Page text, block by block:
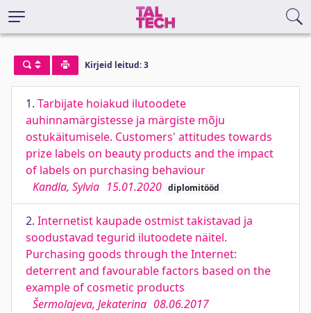
Kirjeid leitud: 3
1. Tarbijate hoiakud ilutoodete
auhinnamärgistesse ja märgiste mõju
ostukäitumisele. Customers' attitudes towards
prize labels on beauty products and the impact
of labels on purchasing behaviour
Kandla, Sylvia 15.01.2020 diplomitööd
2. Internetist kaupade ostmist takistavad ja
soodustavad tegurid ilutoodete näitel.
Purchasing goods through the Internet:
deterrent and favourable factors based on the
example of cosmetic products
Šermolajeva, Jekaterina 08.06.2017